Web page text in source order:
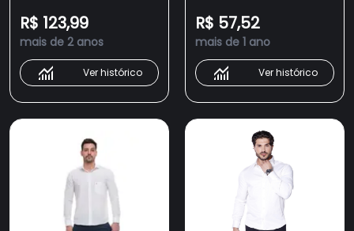
Qualidade Para
Primavera Outono
Casual Social
R$ 123,99
mais de 2 anos
Ver histórico
R$ 57,52
mais de 1 ano
Ver histórico